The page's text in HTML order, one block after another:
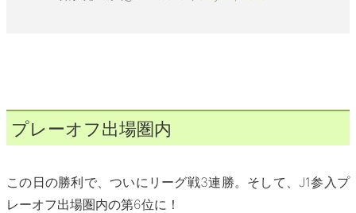
プレーオフ出場圏内
この日の勝利で、ついにリーグ戦3連勝。そして、J1参入プ
レーオフ出場圏内の第6位に！